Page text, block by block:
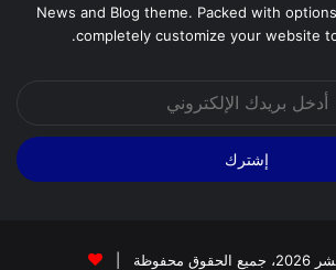
News and Blog theme. Packed with
completely customize your website
محفوظة |